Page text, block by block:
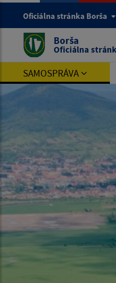
Oficiálna stránka Borša
Borša
Oficiálna
SAMOSPRÁVA